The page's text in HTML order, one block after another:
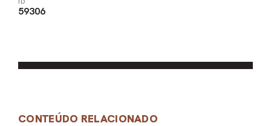
59306
CONTEÚDO RELACIONADO